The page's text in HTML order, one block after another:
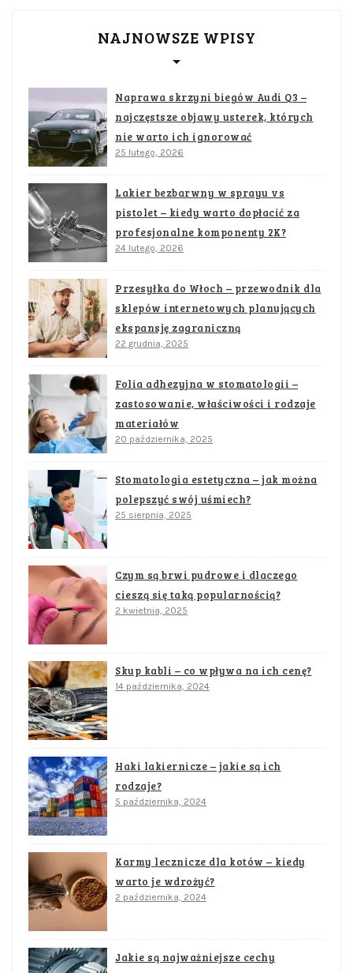
NAJNOWSZE WPISY
Naprawa skrzyni biegów Audi Q3 –
najczęstsze objawy usterek, których
nie warto ich ignorować
25 lutego, 2026
Lakier bezbarwny w sprayu vs
pistolet – kiedy warto dopłacić za
profesjonalne komponenty 2K?
24 lutego, 2026
Przesyłka do Włoch – przewodnik dla
sklepów internetowych planujących
ekspansję zagraniczną
22 grudnia, 2025
Folia adhezyjna w stomatologii –
zastosowanie, właściwości i rodzaje
materiałów
20 października, 2025
Stomatologia estetyczna – jak można
polepszyć swój uśmiech?
25 sierpnia, 2025
Czym są brwi pudrowe i dlaczego
cieszą się taką popularnością?
2 kwietnia, 2025
Skup kabli – co wpływa na ich cenę?
14 października, 2024
Haki lakiernicze – jakie są ich
rodzaje?
5 października, 2024
Karmy lecznicze dla kotów – kiedy
warto je wdrożyć?
2 października, 2024
Jakie są najważniejsze cechy